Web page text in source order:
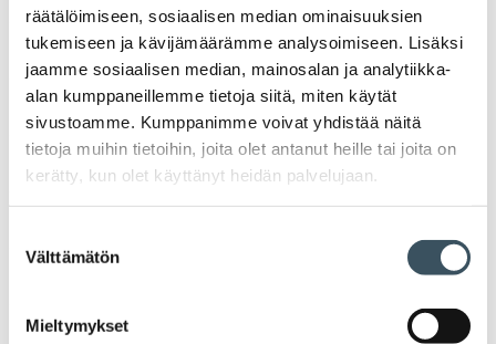
räätälöimiseen, sosiaalisen median ominaisuuksien
tukemiseen ja kävijämäärämme analysoimiseen. Lisäksi
jaamme sosiaalisen median, mainosalan ja analytiikka-
alan kumppaneillemme tietoja siitä, miten käytät
sivustoamme. Kumppanimme voivat yhdistää näitä
tietoja muihin tietoihin, joita olet antanut heille tai joita on
kerätty, kun olet käyttänyt heidän palvelujaan.
valinta
Välttämätön
Mieltymykset
2023
2022
2021
2018